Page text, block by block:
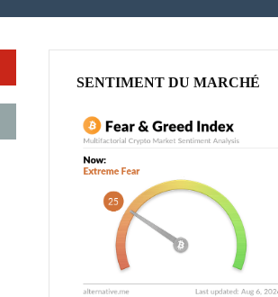
SENTIMENT DU MARCHÉ